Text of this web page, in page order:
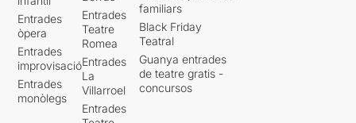
Entrades
òpera
Entrades
improvisació
Entrades
monòlegs
Entrades
Teatre
Romea
Entrades
La
Villarroel
Entrades
familiars
Black Friday
Teatral
Guanya entrades
de teatre gratis -
concursos